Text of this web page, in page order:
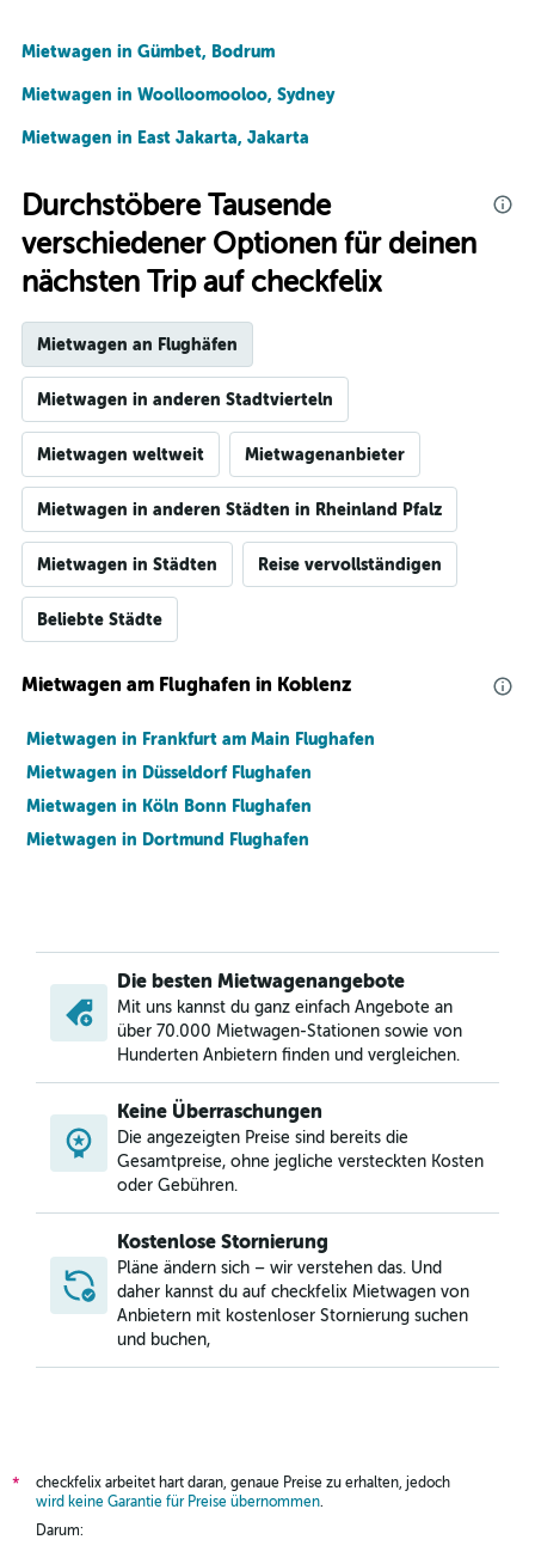
Mietwagen in Gümbet, Bodrum
Mietwagen in Woolloomooloo, Sydney
Mietwagen in East Jakarta, Jakarta
Durchstöbere Tausende
verschiedener Optionen für deinen
nächsten Trip auf checkfelix
Mietwagen an Flughäfen
Mietwagen in anderen Stadtvierteln
Mietwagen weltweit Mietwagenanbieter
Mietwagen in anderen Städten in Rheinland Pfalz
Mietwagen in Städten Reise vervollständigen
Beliebte Städte
Mietwagen am Flughafen in Koblenz
Mietwagen in Frankfurt am Main Flughafen
Mietwagen in Düsseldorf Flughafen
Mietwagen in Köln Bonn Flughafen
Mietwagen in Dortmund Flughafen
Die besten Mietwagenangebote
Mit uns kannst du ganz einfach Angebote an
über 70.000 Mietwagen-Stationen sowie von
Hunderten Anbietern finden und vergleichen.
Keine Überraschungen
Die angezeigten Preise sind bereits die
Gesamtpreise, ohne jegliche versteckten Kosten
oder Gebühren.
Kostenlose Stornierung
Pläne ändern sich – wir verstehen das. Und
daher kannst du auf checkfelix Mietwagen von
Anbietern mit kostenloser Stornierung suchen
und buchen,
*
checkfelix arbeitet hart daran, genaue Preise zu erhalten, jedoch
wird keine Garantie für Preise übernommen.
Darum: